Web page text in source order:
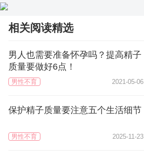
相关阅读精选
男人也需要准备怀孕吗？提高精子
质量要做好6点！
男性不育 2021-05-06
保护精子质量要注意五个生活细节
男性不育 2025-11-23